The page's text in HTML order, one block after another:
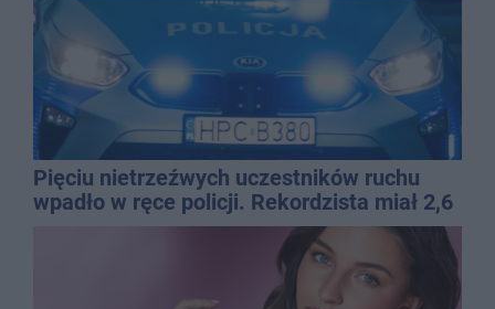
Pięciu nietrzeźwych uczestników ruchu
wpadło w ręce policji. Rekordzista miał 2,6